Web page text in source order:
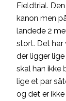
Fieldtrial.
kanon men
landede 2
stort. Det har
der ligger
skal han ikke
lige et par
og det er